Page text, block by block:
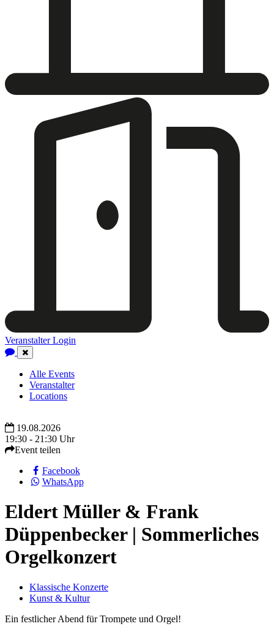
Veranstalter Login
Close
Navigation
Alle Events
Veranstalter
Locations
19.08.2026
19:30 - 21:30 Uhr
Event teilen
Facebook
WhatsApp
Eldert Müller & Frank
Düppenbecker | Sommerliches
Orgelkonzert
Klassische Konzerte
Kunst & Kultur
Ein festlicher Abend für Trompete und Orgel!